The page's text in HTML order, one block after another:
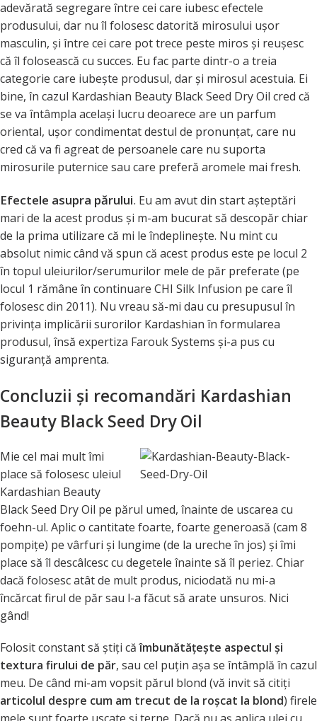
adevărată segregare între cei care iubesc efectele
produsului, dar nu îl folosesc datorită mirosului uşor
masculin, şi între cei care pot trece peste miros şi reuşesc
că îl folosească cu succes. Eu fac parte dintr-o a treia
categorie care iubeşte produsul, dar şi mirosul acestuia. Ei
bine, în cazul Kardashian Beauty Black Seed Dry Oil cred că
se va întâmpla acelaşi lucru deoarece are un parfum
oriental, uşor condimentat destul de pronunţat, care nu
cred că va fi agreat de persoanele care nu suporta
mirosurile puternice sau care preferă aromele mai fresh.
Efectele asupra părului. Eu am avut din start aşteptări
mari de la acest produs şi m-am bucurat să descopăr chiar
de la prima utilizare că mi le îndeplineşte. Nu mint cu
absolut nimic când vă spun că acest produs este pe locul 2
în topul uleiurilor/serumurilor mele de păr preferate (pe
locul 1 rămâne în continuare CHI Silk Infusion pe care îl
folosesc din 2011). Nu vreau să-mi dau cu presupusul în
privinţa implicării surorilor Kardashian în formularea
produsul, însă expertiza Farouk Systems şi-a pus cu
siguranţă amprenta.
Concluzii şi recomandări Kardashian
Beauty Black Seed Dry Oil
Mie cel mai mult îmi
place să folosesc uleiul
Kardashian Beauty
Black Seed Dry Oil pe părul umed, înainte de uscarea cu
foehn-ul. Aplic o cantitate foarte, foarte generoasă (cam 8
pompiţe) pe vârfuri şi lungime (de la ureche în jos) şi îmi
place să îl descâlcesc cu degetele înainte să îl periez. Chiar
dacă folosesc atât de mult produs, niciodată nu mi-a
încărcat firul de păr sau l-a făcut să arate unsuros. Nici
gând!
Folosit constant să ştiţi căîmbunătăţeşte aspectul şi
textura firului de păr, sau cel puţin aşa se întâmplă în cazul
meu. De când mi-am vopsit părul blond (vă invit să citiţi
articolul despre cum am trecut de la roşcat la blond) firele